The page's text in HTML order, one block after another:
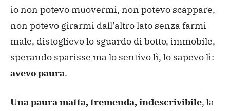
io non potevo muovermi, non potevo scappare,
non potevo girarmi dall’altro lato senza farmi
male, distoglievo lo sguardo di botto, immobile,
sperando sparisse ma lo sentivo lì, lo sapevo lì:
avevo paura.
Una paura matta, tremenda, indescrivibile, la